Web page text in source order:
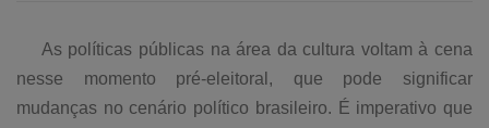
As políticas públicas na área da cultura voltam à cena
nesse momento pré-eleitoral, que pode significar
mudanças no cenário político brasileiro. É imperativo que